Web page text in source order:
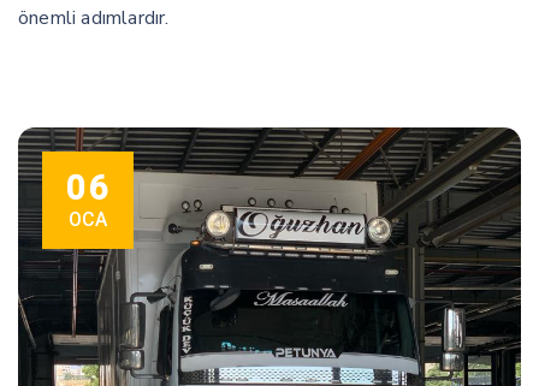
önemli adımlardır.
06
OCA